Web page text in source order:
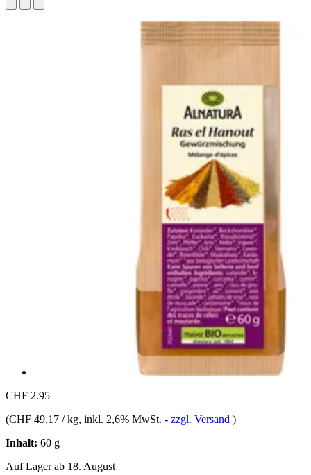
CHF 2.95
(CHF 49.17 / kg, inkl. 2,6% MwSt. - zzgl. Versand )
Inhalt: 60 g
Auf Lager ab 18. August